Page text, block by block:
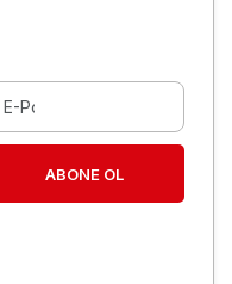
ABONE OL